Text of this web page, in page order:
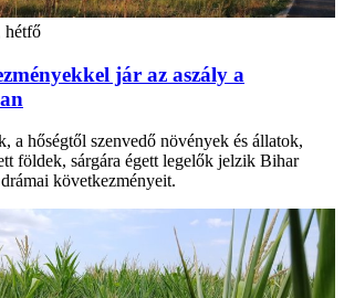
hétfő
jár az aszály a
a hőségtől szenvedő növények és állatok,
földek, sárgára égett legelők jelzik Bihar
következményeit.